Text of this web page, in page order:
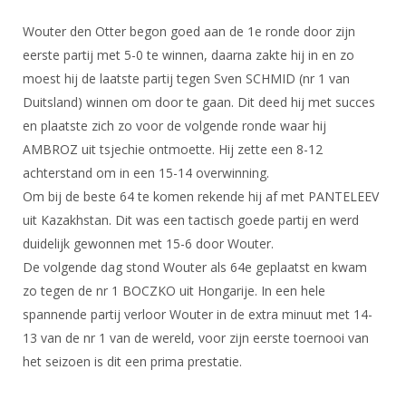
Vacatures
Bondsbureau
Contact
Medewerkers
Samenwerking
Formulieren
Alle Verenigingen
Nieuws
Verenigingsondersteuning
Rolstoelschermen
Wedstrijdkalender
NK's
JPT
JEC
Veteranenwedstrijden
Wedstrijdorganisatie
Nieuws
Aanvragen van scheidsrechters
Internationale Titeltoernooien
Internationale aanmeldingen
Opleidingen
Leraar
Voor scheidsrechters
Nieuws
Scheidsrechterslijst
Opleidingen
Tuchtzaken
Archief
Wouter den Otter begon goed aan de 1e ronde door zijn
eerste partij met 5-0 te winnen, daarna zakte hij in en zo
moest hij de laatste partij tegen Sven SCHMID (nr 1 van
Duitsland) winnen om door te gaan. Dit deed hij met succes
en plaatste zich zo voor de volgende ronde waar hij
AMBROZ uit tsjechie ontmoette. Hij zette een 8-12
achterstand om in een 15-14 overwinning.
Om bij de beste 64 te komen rekende hij af met PANTELEEV
uit Kazakhstan. Dit was een tactisch goede partij en werd
duidelijk gewonnen met 15-6 door Wouter.
De volgende dag stond Wouter als 64e geplaatst en kwam
zo tegen de nr 1 BOCZKO uit Hongarije. In een hele
spannende partij verloor Wouter in de extra minuut met 14-
13 van de nr 1 van de wereld, voor zijn eerste toernooi van
het seizoen is dit een prima prestatie.